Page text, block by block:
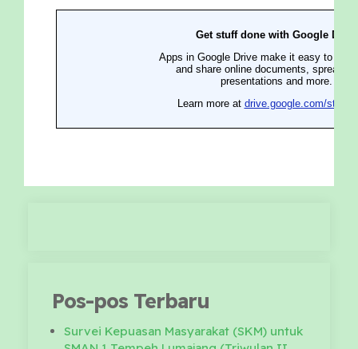
Pos-pos Terbaru
Survei Kepuasan Masyarakat (SKM) untuk